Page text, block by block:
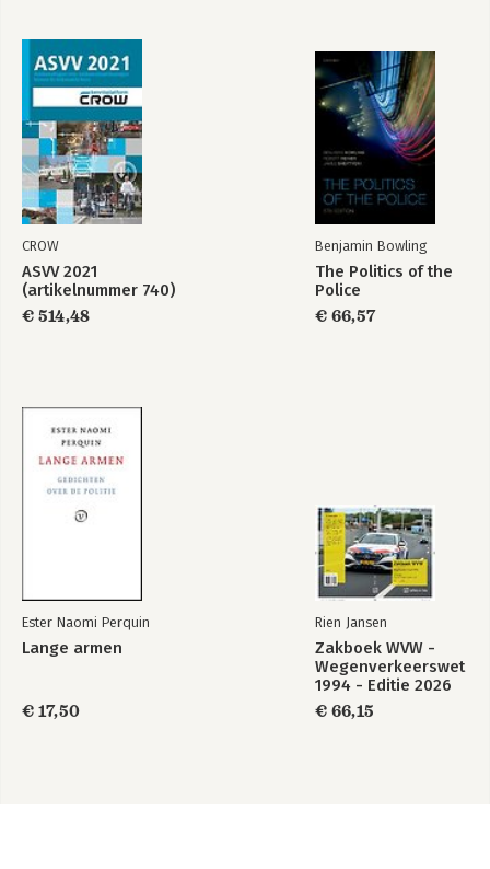
CROW
ASVV 2021
(artikelnummer 740)
€ 514,48
Benjamin Bowling
The Politics of the
Police
€ 66,57
Ester Naomi Perquin
Lange armen
€ 17,50
Rien Jansen
Zakboek WVW -
Wegenverkeerswet
1994 - Editie 2026
€ 66,15